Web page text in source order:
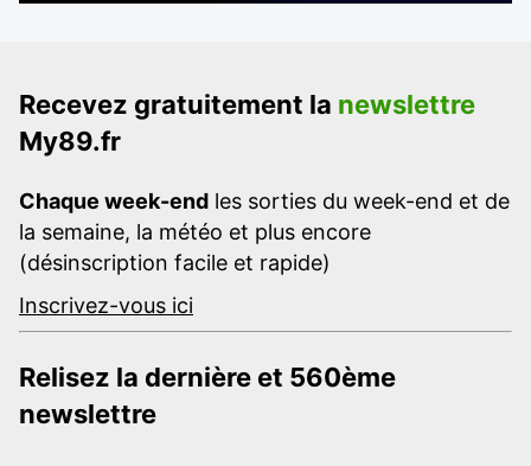
Recevez gratuitement la newslettre
My89.fr
Chaque week-end les sorties du week-end et de
la semaine, la météo et plus encore
(désinscription facile et rapide)
Inscrivez-vous ici
Relisez la dernière et 560ème
newslettre